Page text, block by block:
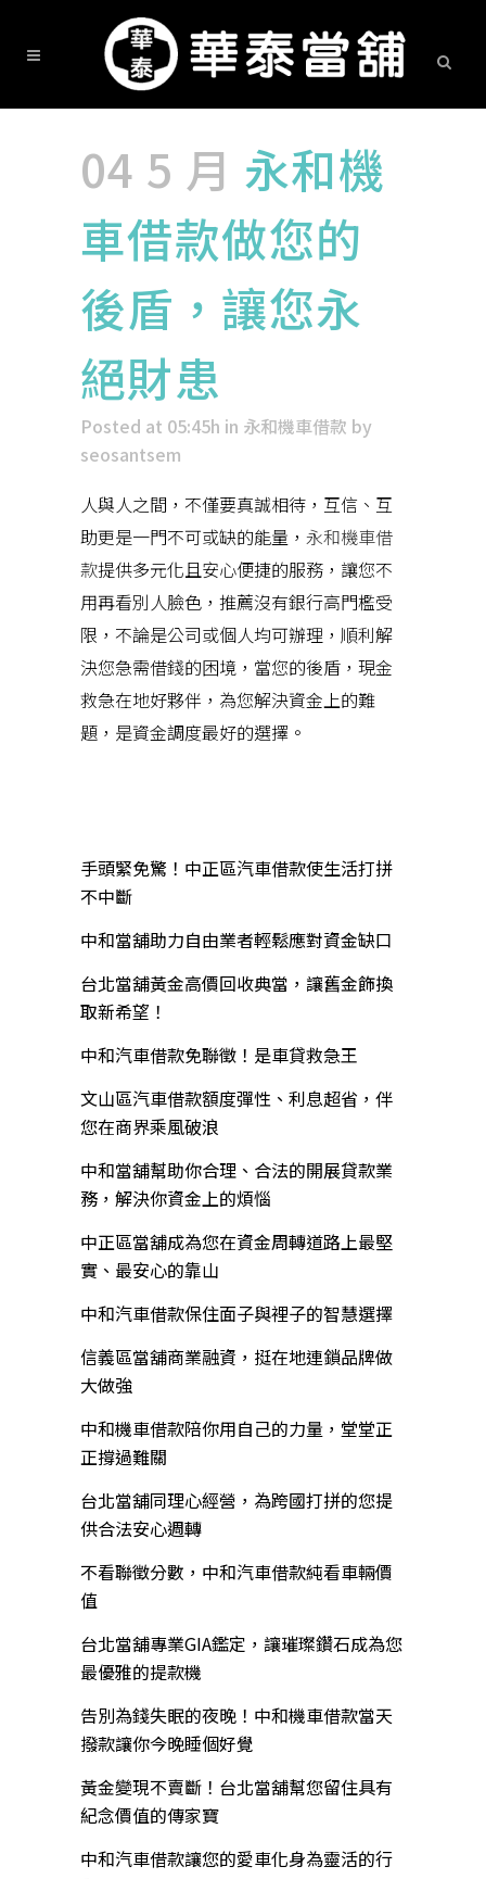
04 5 月 永和機
車借款做您的
後盾，讓您永
絕財患
Posted at 05:45h in 永和機車借款 by
seosantsem
人與人之間，不僅要真誠相待，互信、互
助更是一門不可或缺的能量， 永和機車借
款提供多元化且安心便捷的服務，讓您不
用再看別人臉色，推薦沒有銀行高門檻受
限，不論是公司或個人均可辦理，順利解
決您急需借錢的困境，當您的後盾，現金
救急在地好夥伴，為您解決資金上的難
題，是資金調度最好的選擇。
手頭緊免驚！中正區汽車借款使生活打拼
不中斷
中和當舖助力自由業者輕鬆應對資金缺口
台北當舖黃金高價回收典當，讓舊金飾換
取新希望！
中和汽車借款免聯徵！是車貸救急王
文山區汽車借款額度彈性、利息超省，伴
您在商界乘風破浪
中和當舖幫助你合理、合法的開展貸款業
務，解決你資金上的煩惱
中正區當舖成為您在資金周轉道路上最堅
實、最安心的靠山
中和汽車借款保住面子與裡子的智慧選擇
信義區當舖商業融資，挺在地連鎖品牌做
大做強
中和機車借款陪你用自己的力量，堂堂正
正撐過難關
台北當舖同理心經營，為跨國打拼的您提
供合法安心週轉
不看聯徵分數，中和汽車借款純看車輛價
值
台北當舖專業GIA鑑定，讓璀璨鑽石成為您
最優雅的提款機
告別為錢失眠的夜晚！中和機車借款當天
撥款讓你今晚睡個好覺
黃金變現不賣斷！台北當舖幫您留住具有
紀念價值的傳家寶
中和汽車借款讓您的愛車化身為靈活的行